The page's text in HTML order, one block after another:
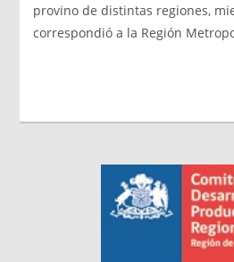
provino de distintas regiones,
correspondió a la Región